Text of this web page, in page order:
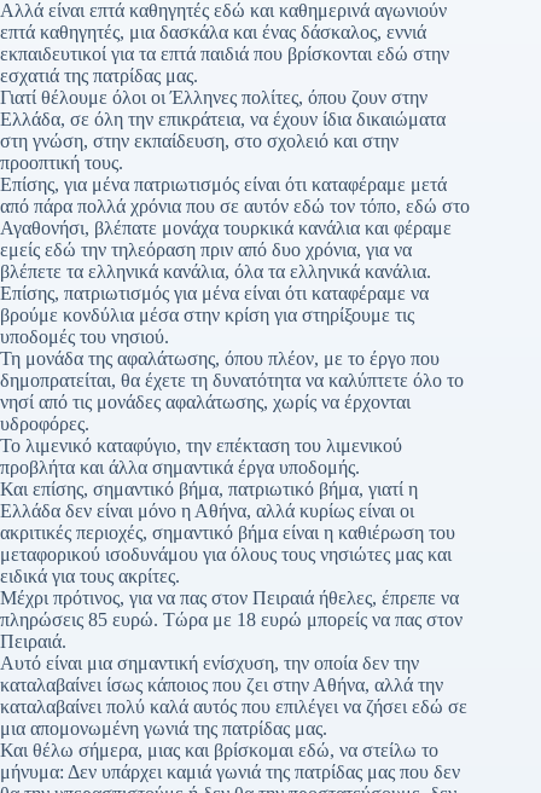
Αλλά είναι επτά καθηγητές εδώ και καθημερινά αγωνιούν
επτά καθηγητές, μια δασκάλα και ένας δάσκαλος, εννιά
εκπαιδευτικοί για τα επτά παιδιά που βρίσκονται εδώ στην
εσχατιά της πατρίδας μας.
Γιατί θέλουμε όλοι οι Έλληνες πολίτες, όπου ζουν στην
Ελλάδα, σε όλη την επικράτεια, να έχουν ίδια δικαιώματα
στη γνώση, στην εκπαίδευση, στο σχολειό και στην
προοπτική τους.
Επίσης, για μένα πατριωτισμός είναι ότι καταφέραμε μετά
από πάρα πολλά χρόνια που σε αυτόν εδώ τον τόπο, εδώ στο
Αγαθονήσι, βλέπατε μονάχα τουρκικά κανάλια και φέραμε
εμείς εδώ την τηλεόραση πριν από δυο χρόνια, για να
βλέπετε τα ελληνικά κανάλια, όλα τα ελληνικά κανάλια.
Επίσης, πατριωτισμός για μένα είναι ότι καταφέραμε να
βρούμε κονδύλια μέσα στην κρίση για στηρίξουμε τις
υποδομές του νησιού.
Τη μονάδα της αφαλάτωσης, όπου πλέον, με το έργο που
δημοπρατείται, θα έχετε τη δυνατότητα να καλύπτετε όλο το
νησί από τις μονάδες αφαλάτωσης, χωρίς να έρχονται
υδροφόρες.
Το λιμενικό καταφύγιο, την επέκταση του λιμενικού
προβλήτα και άλλα σημαντικά έργα υποδομής.
Και επίσης, σημαντικό βήμα, πατριωτικό βήμα, γιατί η
Ελλάδα δεν είναι μόνο η Αθήνα, αλλά κυρίως είναι οι
ακριτικές περιοχές, σημαντικό βήμα είναι η καθιέρωση του
μεταφορικού ισοδυνάμου για όλους τους νησιώτες μας και
ειδικά για τους ακρίτες.
Μέχρι πρότινος, για να πας στον Πειραιά ήθελες, έπρεπε να
πληρώσεις 85 ευρώ. Τώρα με 18 ευρώ μπορείς να πας στον
Πειραιά.
Αυτό είναι μια σημαντική ενίσχυση, την οποία δεν την
καταλαβαίνει ίσως κάποιος που ζει στην Αθήνα, αλλά την
καταλαβαίνει πολύ καλά αυτός που επιλέγει να ζήσει εδώ σε
μια απομονωμένη γωνιά της πατρίδας μας.
Και θέλω σήμερα, μιας και βρίσκομαι εδώ, να στείλω το
μήνυμα: Δεν υπάρχει καμιά γωνιά της πατρίδας μας που δεν